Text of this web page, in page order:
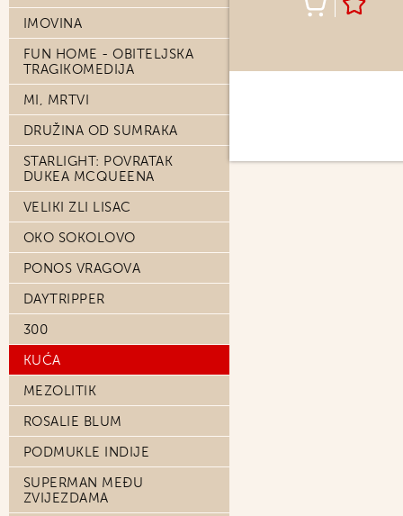
IMOVINA
FUN HOME - OBITELJSKA
TRAGIKOMEDIJA
MI, MRTVI
DRUŽINA OD SUMRAKA
STARLIGHT: POVRATAK
DUKEA MCQUEENA
VELIKI ZLI LISAC
OKO SOKOLOVO
PONOS VRAGOVA
DAYTRIPPER
300
KUĆA
MEZOLITIK
ROSALIE BLUM
PODMUKLE INDIJE
SUPERMAN MEĐU
ZVIJEZDAMA